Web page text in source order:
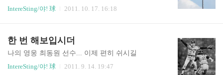
구 냄새 ㅎㅎ 한화의 선발! 류현진의 연속 투구 장
면, 겨우 찍어서 건진 샷 이번 시즌부터 4번 이대호
선 가운데, 꾸역꾸역 막아낸 타미를 뒤로 하고 강영
식이 올라왔고, 원포인..
오프 역사의 현장에서 함께 했다 3루 P가에서 봤는
데... S석이랑 별다르지도 않는 좌석에 특히나 P가
개보수 안되는가;;; P가는 왜 35000원이나 받는 자
리인지 모르겠다 예전 갈매기 3마리 사직구장 하늘
에 띄웠던걸 생각하면 이번엔 소소한 분위기였다
이 정도 야구공 풍선이 1,3루에 하나씩 11번이 영구
IntereSting/야! 球 2011. 10. 17. 16:18
한 번 해보입시더
나의 영웅 최동원 선수... 이제 편히 쉬시길
IntereSting/야! 球
2011. 9. 14. 19:47